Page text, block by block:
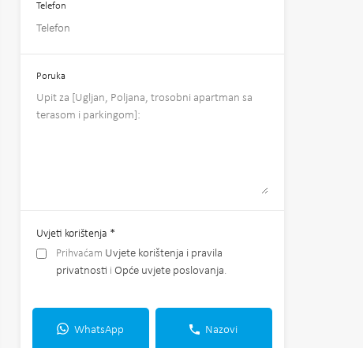
Telefon
Poruka
Uvjeti korištenja *
Prihvaćam Uvjete korištenja i pravila
privatnosti i Opće uvjete poslovanja.
WhatsApp Nazovi